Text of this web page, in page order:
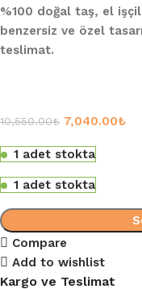
%100 doğal taş, el
benzersiz ve özel
teslimat.
10,550.00₺ 7,040.00₺
1 adet stokta
1 adet stokta
Compare
Add to wishlist
Kargo ve Teslimat